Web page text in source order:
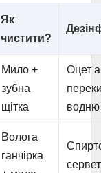
Як
чистити?
Мило +
зубна
щітка
Оцет
водню
Волога
ганчірка